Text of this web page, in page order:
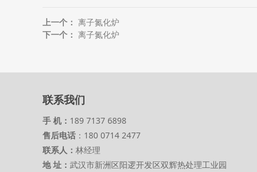
上一个： 离子氮化炉
下一个： 离子氮化炉
联系我们
手 机： 189 7137 6898
售后电话 ：180 0714 2477
联系人： 林经理
地 址： 武汉市新洲区阳逻开发区双辉热处理工业园